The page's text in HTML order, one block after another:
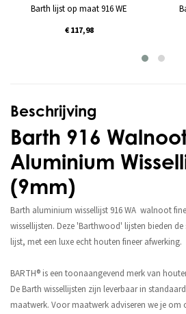
Beschrijving
Barth 916
Aluminium
(9mm)
Barth aluminium wissellijst 916 WA walnoot
wissellijsten. Deze 'Barthwood' lijsten bieden
lijst, met een luxe echt houten fineer afwerking.
BARTH® is een toonaangevend merk van
De Barth wissellijsten zijn leverbaar in
maatwerk. Voor maatwerk adviseren we je om
Barth lijst op maat 916 WE
€ 117,98